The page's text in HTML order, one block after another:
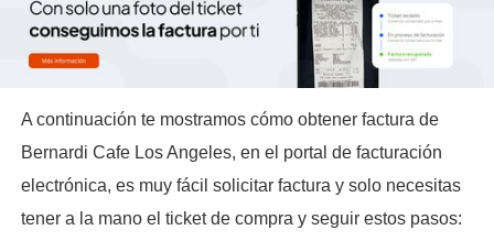
A continuación te mostramos cómo obtener factura de
Bernardi Cafe Los Angeles, en el portal de facturación
electrónica, es muy fácil solicitar factura y solo necesitas
tener a la mano el ticket de compra y seguir estos pasos:​